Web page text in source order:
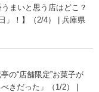
まいと思う店はどこ？
」！】（2/4） | 兵庫県
の“店舗限定”お菓子が
きだった」（1/2） |